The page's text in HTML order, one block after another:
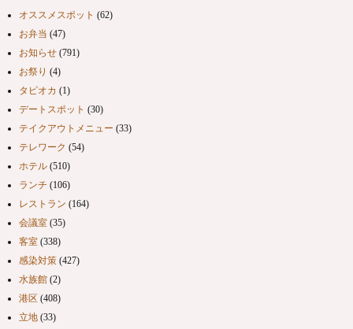
オススメスポット (62)
お弁当 (47)
お知らせ(791)
お祭り (4)
タピオカ (1)
デートスポット (30)
テイクアウトメニュー (33)
テレワーク (54)
ホテル(510)
ランチ (106)
レストラン (164)
会議室(35)
客室(338)
感染対策(427)
水族館(2)
港区(408)
立地(33)